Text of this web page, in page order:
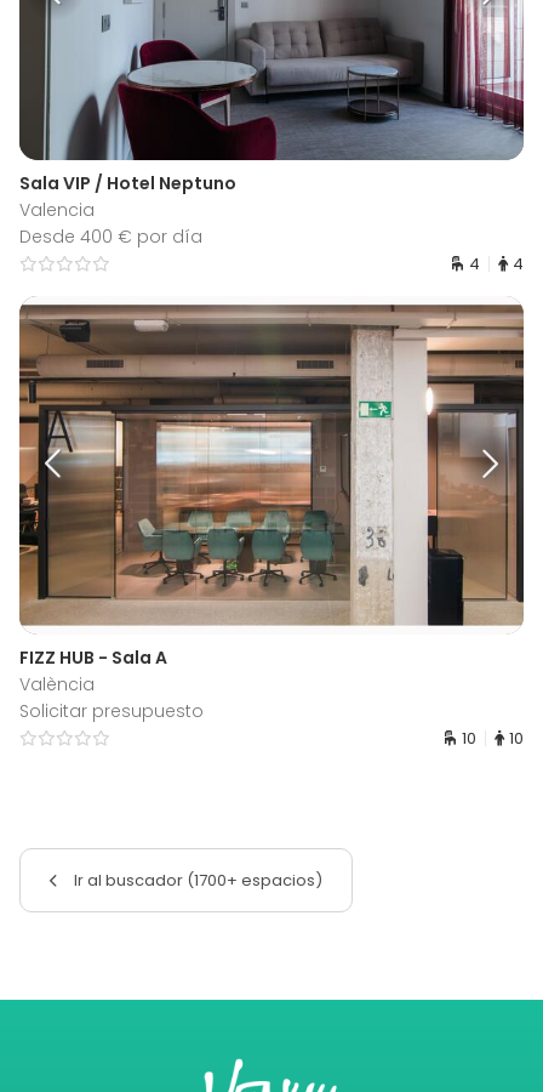
Sala VIP / Hotel Neptuno
Valencia
Desde 400 € por día
4 4
FIZZ HUB - Sala A
València
Solicitar presupuesto
10 10
Ir al buscador (1700+ espacios)